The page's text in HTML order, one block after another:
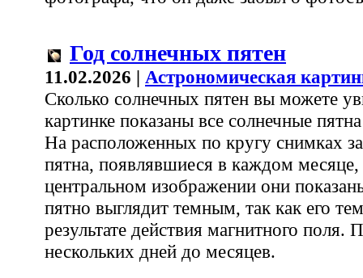
Год солнечных пятен
11.02.2026 | Астрономическая
Сколько солнечных пятен вы можете
картинке показаны все солнечные
На расположенных по кругу снимках
пятна, появлявшиеся в каждом месяце,
центральном изображении они
пятно выглядит темным, так как его
результате действия магнитного поля.
нескольких дней до месяцев.